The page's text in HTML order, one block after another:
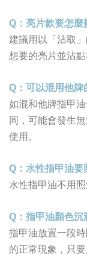
Q ：亮片款要怎
建議用以「沾取
想要的亮片並沾點
Q ：可以混用他
如混和他牌指甲
同，可能會發生
使用。
Q ：水性指甲油要
水性指甲油不用
Q ：指甲油顏色沉
指甲油放置一段
的正常現象，只